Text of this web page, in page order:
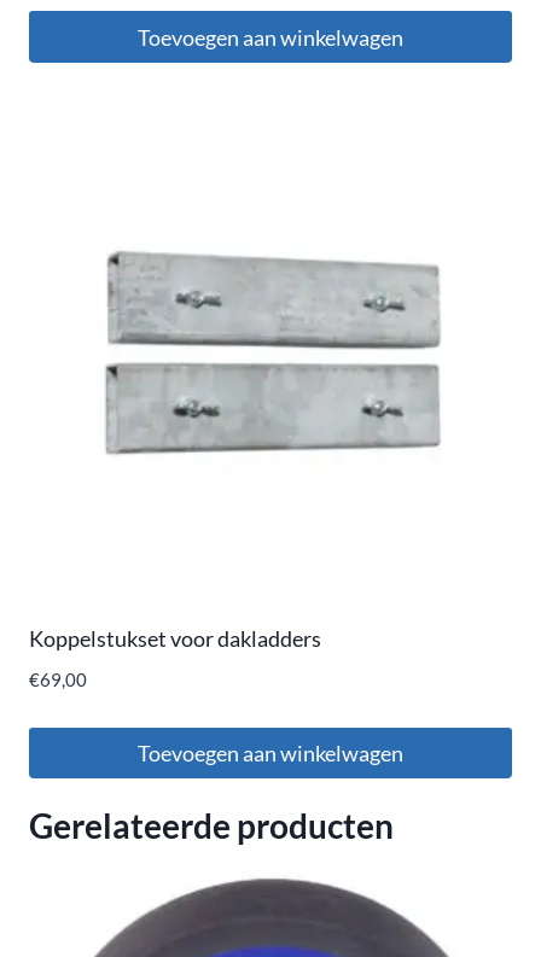
Toevoegen aan winkelwagen
Koppelstukset voor dakladders
€69,00
Toevoegen aan winkelwagen
Gerelateerde producten